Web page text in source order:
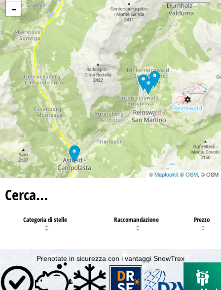
-
©Maptoolkit©OSM, © OSM
Cerca…
Categoria di stelle Raccomandazione Prezzo
Prenotate in sicurezza con i vantaggi SnowTrex